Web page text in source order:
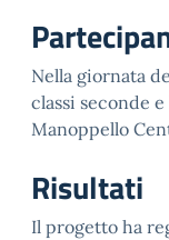
Nella giornata
classi seconde
Manoppello
Risultati
Il progetto ha